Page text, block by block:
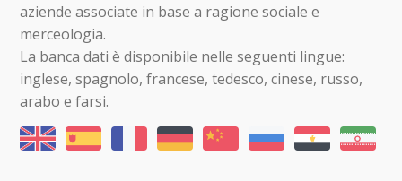
aziende associate in base a ragione sociale e
merceologia.
La banca dati è disponibile nelle seguenti lingue:
inglese, spagnolo, francese, tedesco, cinese, russo,
arabo e farsi.